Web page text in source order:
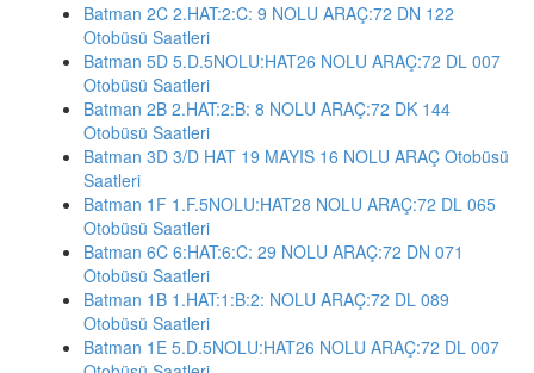
Batman 2C 2.HAT:2:C: 9 NOLU ARAÇ:72 DN 122
Otobüsü Saatleri
Batman 5D 5.D.5NOLU:HAT26 NOLU ARAÇ:72 DL 007
Otobüsü Saatleri
Batman 2B 2.HAT:2:B: 8 NOLU ARAÇ:72 DK 144
Otobüsü Saatleri
Batman 3D 3/D HAT 19 MAYIS 16 NOLU ARAÇ Otobüsü
Saatleri
Batman 1F 1.F.5NOLU:HAT28 NOLU ARAÇ:72 DL 065
Otobüsü Saatleri
Batman 6C 6:HAT:6:C: 29 NOLU ARAÇ:72 DN 071
Otobüsü Saatleri
Batman 1B 1.HAT:1:B:2: NOLU ARAÇ:72 DL 089
Otobüsü Saatleri
Batman 1E 5.D.5NOLU:HAT26 NOLU ARAÇ:72 DL 007